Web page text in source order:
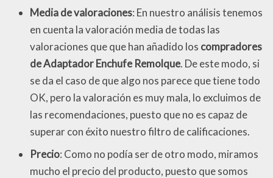
Media de valoraciones: En nuestro análisis tenemos
en cuenta la valoración media de todas las
valoraciones que que han añadido los compradores
de Adaptador Enchufe Remolque. De este modo, si
se da el caso de que algo nos parece que tiene todo
OK, pero la valoración es muy mala, lo excluimos de
las recomendaciones, puesto que no es capaz de
superar con éxito nuestro filtro de calificaciones.
Precio: Como no podía ser de otro modo, miramos
mucho el precio del producto, puesto que somos